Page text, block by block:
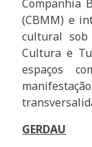
Companhia
(CBMM) e
cultural sob
Cultura e
espaços
GERDAU